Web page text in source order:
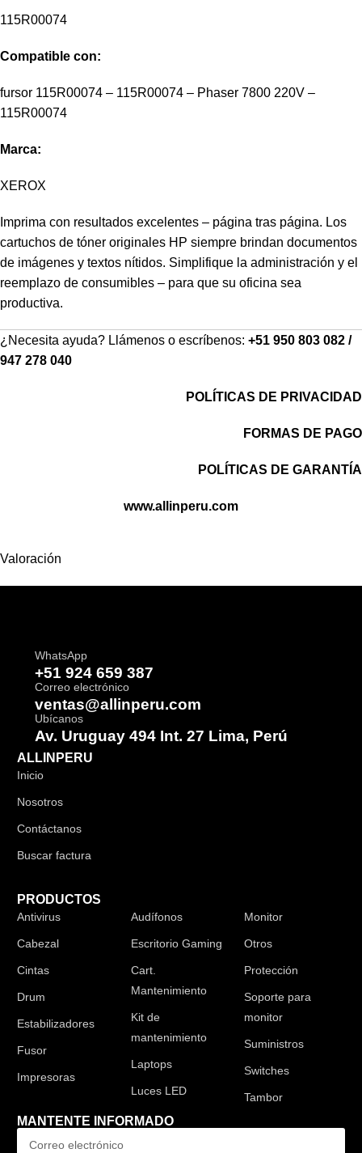
115R00074
Compatible con:
fursor 115R00074 – 115R00074 – Phaser 7800 220V –
115R00074
Marca:
XEROX
Imprima con resultados excelentes – página tras página. Los
cartuchos de tóner originales HP siempre brindan documentos
de imágenes y textos nítidos. Simplifique la administración y el
reemplazo de consumibles – para que su oficina sea
productiva.
¿Necesita ayuda? Llámenos o escríbenos: +51 950 803 082 /
947 278 040
POLÍTICAS DE PRIVACIDAD
FORMAS DE PAGO
POLÍTICAS DE GARANTÍA
www.allinperu.com
Valoración
WhatsApp
+51 924 659 387
Correo electrónico
ventas@allinperu.com
Ubícanos
Av. Uruguay 494 Int. 27 Lima, Perú
ALLINPERU
Inicio
Nosotros
Contáctanos
Buscar factura
PRODUCTOS
Antivirus
Cabezal
Cintas
Drum
Estabilizadores
Fusor
Impresoras
Audífonos
Escritorio Gaming
Cart.
Mantenimiento
Kit de
mantenimiento
Laptops
Luces LED
Monitor
Otros
Protección
Soporte para
monitor
Suministros
Switches
Tambor
MANTENTE INFORMADO